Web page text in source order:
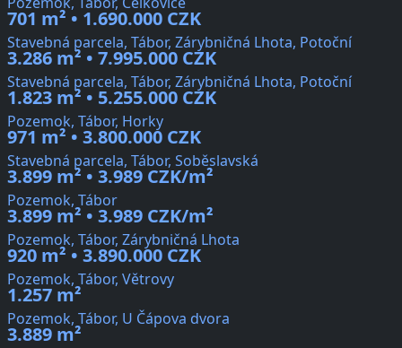
701 m² • 1.690.000 CZK
Stavebná parcela, Tábor, Zárybničná Lhota, Potoční
3.286 m² • 7.995.000 CZK
Stavebná parcela, Tábor, Zárybničná Lhota, Potoční
1.823 m² • 5.255.000 CZK
Pozemok, Tábor, Horky
971 m² • 3.800.000 CZK
Stavebná parcela, Tábor, Soběslavská
3.899 m² • 3.989 CZK/m²
Pozemok, Tábor
3.899 m² • 3.989 CZK/m²
Pozemok, Tábor, Zárybničná Lhota
920 m² • 3.890.000 CZK
Pozemok, Tábor, Větrovy
1.257 m²
Pozemok, Tábor, U Čápova dvora
3.889 m²